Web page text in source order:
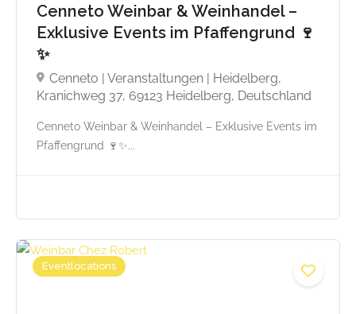
Cenneto Weinbar & Weinhandel –
Exklusive Events im Pfaffengrund 🍷
✨
Cenneto | Veranstaltungen | Heidelberg,
Kranichweg 37, 69123 Heidelberg, Deutschland
Cenneto Weinbar & Weinhandel – Exklusive Events im
Pfaffengrund 🍷✨...
Eventlocations